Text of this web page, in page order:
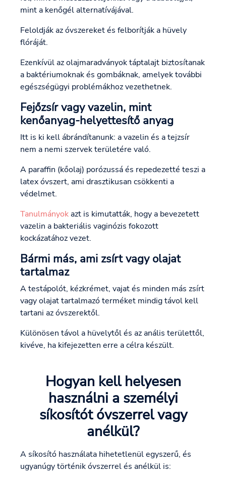
mint a kenőgél alternatívájával.
Feloldják az óvszereket és felborítják a hüvely
flóráját.
Ezenkívül az olajmaradványok táptalajt biztosítanak
a baktériumoknak és gombáknak, amelyek további
egészségügyi problémákhoz vezethetnek.
Fejőzsír vagy vazelin, mint
kenőanyag-helyettesítő anyag
Itt is ki kell ábrándítanunk: a vazelin és a tejzsír
nem a nemi szervek területére való.
A paraffin (kőolaj) porózussá és repedezetté teszi a
latex óvszert, ami drasztikusan csökkenti a
védelmet.
Tanulmányokazt is kimutatták, hogy a bevezetett
vazelin a bakteriális vaginózis fokozott
kockázatához vezet.
Bármi más, ami zsírt vagy olajat
tartalmaz
A testápolót, kézkrémet, vajat és minden más zsírt
vagy olajat tartalmazó terméket mindig távol kell
tartani az óvszerektől.
Különösen távol a hüvelytől és az anális területtől,
kivéve, ha kifejezetten erre a célra készült.
Hogyan kell helyesen
használni a személyi
síkosítót óvszerrel vagy
anélkül?
A síkosító használata hihetetlenül egyszerű, és
ugyanúgy történik óvszerrel és anélkül is: